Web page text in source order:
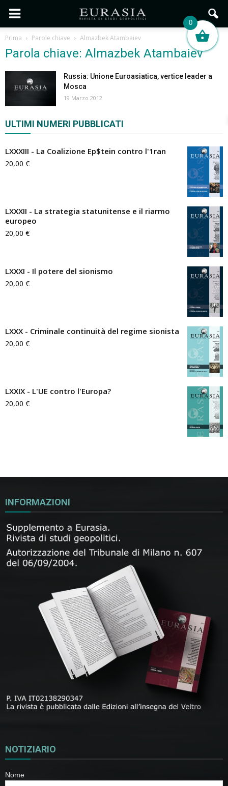
Prima Parole chiave Almazbek Atambaiev
Parola chiave: Almazbek Atambaiev
Russia: Unione Euroasiatica, vertice leader a
Mosca
19 Marzo 2012
ULTIMI NUMERI PUBBLICATI
LXXXIII - La Coalizione Ep$tein contro l'1ran
20,00 €
LXXXII - La strategia statunitense e il riarmo
europeo
20,00 €
LXXXI - Il potere del sionismo
20,00 €
LXXX - Criminale continuità del regime sionista
20,00 €
LXXIX - L'UE contro l'Europa?
20,00 €
INFORMAZIONI
NOTIZIARIO
Nome
0